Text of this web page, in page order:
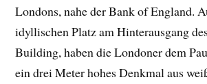
Londons, nahe der Bank of England.
idyllischen Platz am Hinterausgang
Building, haben die Londoner dem
ein drei Meter hohes Denkmal aus